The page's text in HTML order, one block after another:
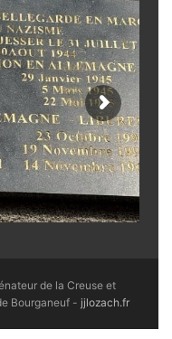
Marche -
l'ancienne
de la Creuse et
Bourganeuf - jjlozach.fr